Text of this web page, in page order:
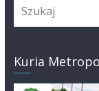
Kuria